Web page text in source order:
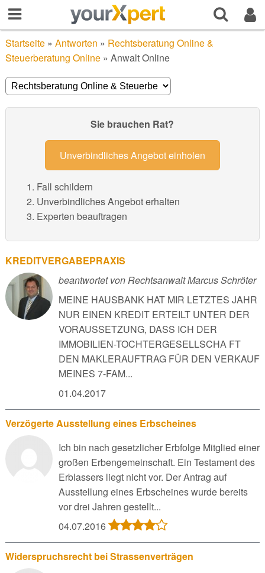
Startseite» Antworten » Rechtsberatung Online &
Steuerberatung Online» Anwalt Online
Sie brauchen Rat?
Unverbindliches Angebot einholen
Fall schildern
Unverbindliches Angebot erhalten
Experten beauftragen
KREDITVERGABEPRAXIS
beantwortet von Rechtsanwalt Marcus Schröter
MEINE HAUSBANK HAT MIR LETZTES JAHR
NUR EINEN KREDIT ERTEILT UNTER DER
VORAUSSETZUNG, DASS ICH DER
IMMOBILIEN-TOCHTERGESELLSCHA FT
DEN MAKLERAUFTRAG FÜR DEN VERKAUF
MEINES 7-FAM...
01.04.2017
Verzögerte Ausstellung eines Erbscheines
Ich bin nach gesetzlicher Erbfolge Mitglied einer
großen Erbengemeinschaft. Ein Testament des
Erblassers liegt nicht vor. Der Antrag auf
Ausstellung eines Erbscheines wurde bereits
vor drei Jahren gestellt...
04.07.2016
Widerspruchsrecht bei Strassenverträgen